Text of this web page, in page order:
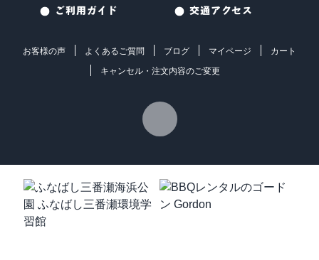
ご利用ガイド
交通アクセス
お客様の声 よくあるご質問 ブログ マイページ
カート
キャンセル・注文内容のご変更